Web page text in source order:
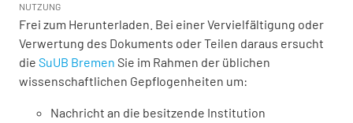
NUTZUNG
Frei zum Herunterladen. Bei einer Vervielfältigung oder
Verwertung des Dokuments oder Teilen daraus ersucht
die SuUB Bremen Sie im Rahmen der üblichen
wissenschaftlichen Gepflogenheiten um:
Nachricht an die besitzende Institution